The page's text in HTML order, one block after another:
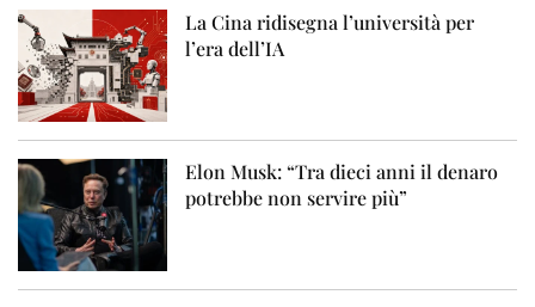
La Cina ridisegna l’università per
l’era dell’IA
Elon Musk: “Tra dieci anni il denaro
potrebbe non servire più”